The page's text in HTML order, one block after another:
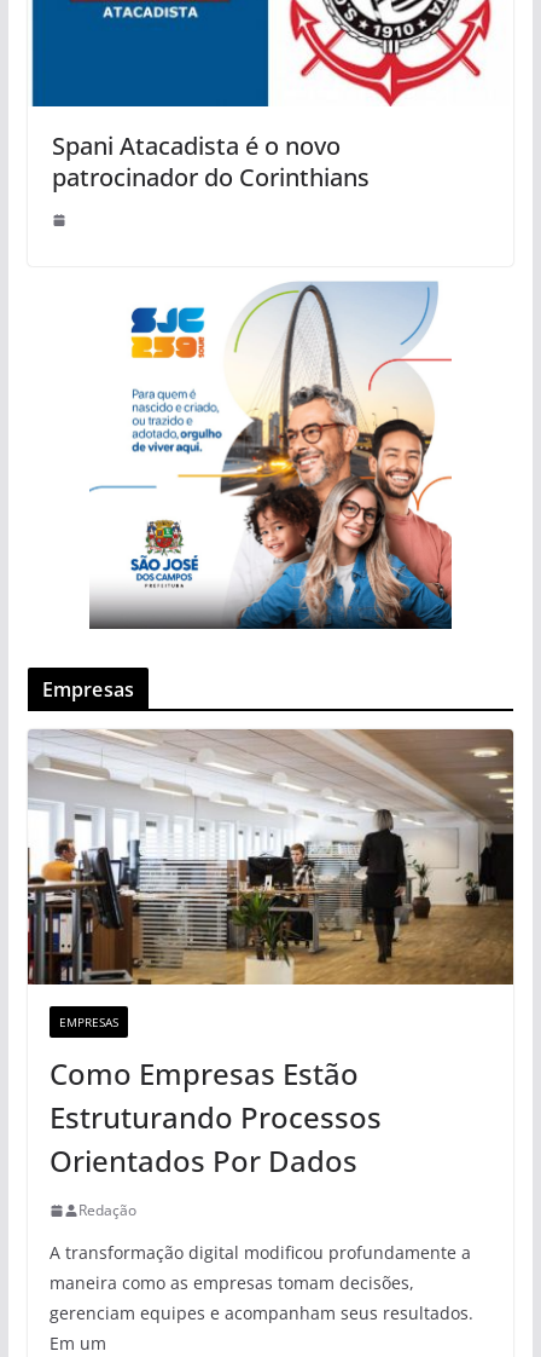
Spani Atacadista é o novo
patrocinador do Corinthians
Empresas
EMPRESAS
Como Empresas Estão
Estruturando Processos
Orientados Por Dados
Redação
A transformação digital modificou profundamente a
maneira como as empresas tomam decisões,
gerenciam equipes e acompanham seus resultados.
Em um